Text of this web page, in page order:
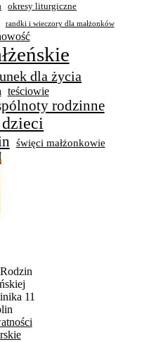
okresy liturgiczne
randki i wieczory dla małżonków
dla życia
teściowie
rodzinne
święci małżonkowie
11